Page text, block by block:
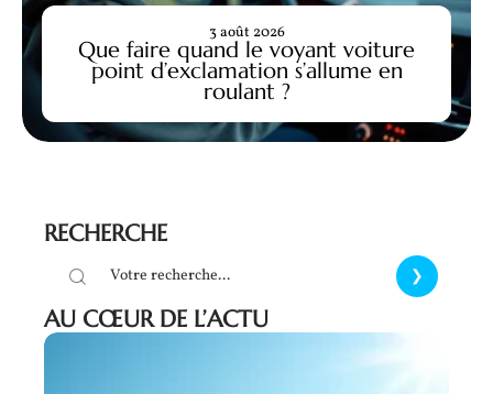
Que faire quand le voyant voiture
point d’exclamation s’allume en
roulant ?
3 août 2026
RECHERCHE
AU CŒUR DE L’ACTU